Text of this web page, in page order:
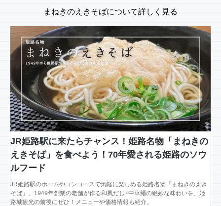
まねきのえきそばについて詳しく見る
JR姫路駅に来たらチャンス！姫路名物「まねきの
えきそば」を食べよう！70年愛される姫路のソウ
ルフード
JR姫路駅のホームやコンコースで気軽に楽しめる姫路名物「まねきのえき
そば」。1949年創業の老舗が作る和風だし×中華麺の絶妙な味わいを、姫
路城観光の前後にぜひ！メニューや価格情報も紹介。